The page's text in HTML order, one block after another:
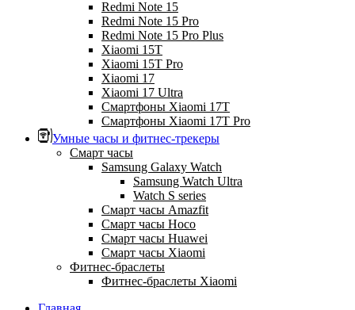
Redmi Note 15
Redmi Note 15 Pro
Redmi Note 15 Pro Plus
Xiaomi 15T
Xiaomi 15T Pro
Xiaomi 17
Xiaomi 17 Ultra
Смартфоны Xiaomi 17Т
Смартфоны Xiaomi 17Т Pro
Умные часы и фитнес-трекеры
Смарт часы
Samsung Galaxy Watch
Samsung Watch Ultra
Watch S series
Смарт часы Amazfit
Смарт часы Hoco
Смарт часы Huawei
Смарт часы Xiaomi
Фитнес-браслеты
Фитнес-браслеты Xiaomi